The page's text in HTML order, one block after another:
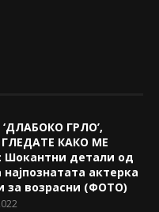
ГРЛО’,
КАКО МЕ
Шокантни детали од
актерка
за возрасни (ФОТО)